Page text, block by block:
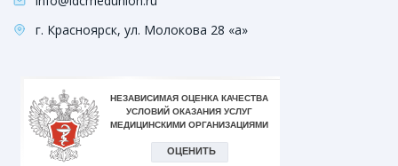
г. Красноярск, ул. Молокова 28 «а»